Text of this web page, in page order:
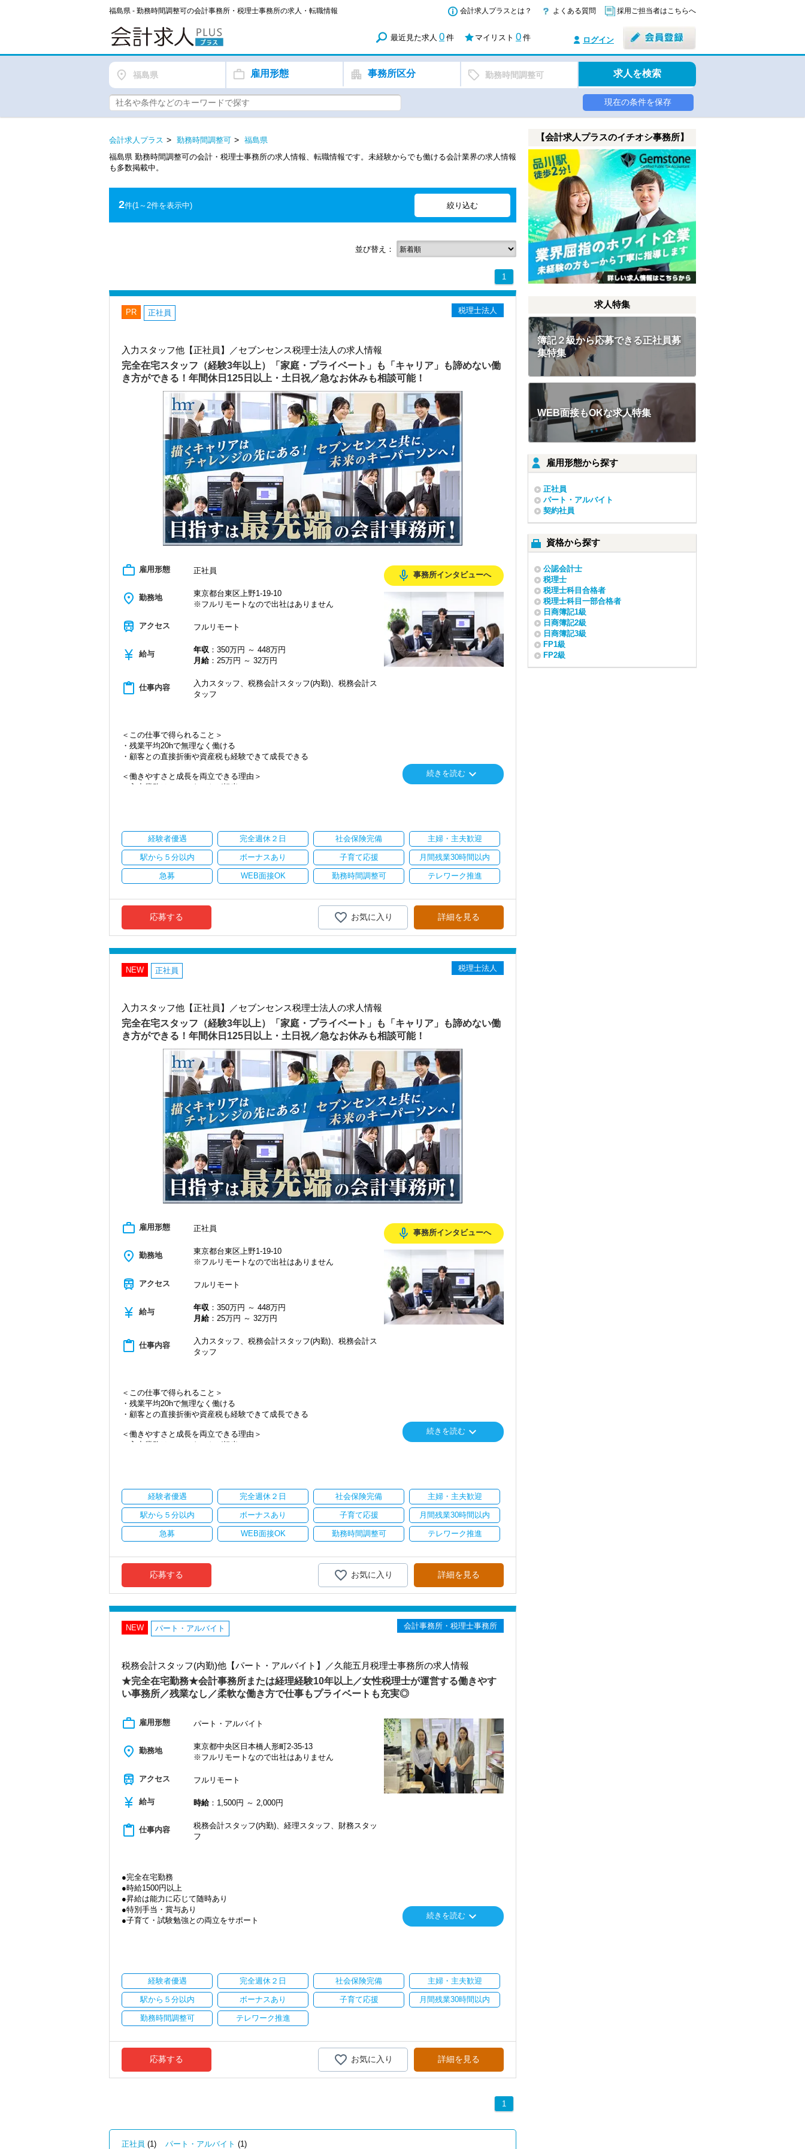
福島県 - 勤務時間調整可の会計事務所・税理士事務所の求人・転職情報 会計求人プラスとは？ よくある質問 採用ご担当者はこちらへ
最近見た求人 0 件 マイリスト 0 件 ログイン
福島県 雇用形態 事務所区分 勤務時間調整可 求人を検索
現在の条件を保存
会計求人プラス 勤務時間調整可
福島県
福島県 勤務時間調整可の会計・税理士事務所の求人情報、転職情報です。未経験からでも働ける会計業界の求人情報
も多数掲載中。
2件(1～2件を表示中)
並び替え：
1
PR 正社員 税理士法人
入力スタッフ他【正社員】／セブンセンス税理士法人の求人情報
完全在宅スタッフ（経験3年以上）「家庭・プライベート」も「キャリア」も諦めない働
き方ができる！年間休日125日以上・土日祝／急なお休みも相談可能！
work_outline 雇用形態 正社員
place 勤務地
東京都台東区上野1-19-10
※フルリモートなので出社はありません
train アクセス フルリモート
currency_yen 給与 年収 ：350万円 ～ 448万円
月給：25万円 ～ 32万円
content_paste 仕事内容
入力スタッフ、税務会計スタッフ(内勤)、税務会計ス
タッフ
mic_none 事務所インタビューへ
＜この仕事で得られること＞
・残業平均20hで無理なく働ける
・顧客との直接折衝や資産税も経験できて成長できる
＜働きやすさと成長を両立できる理由＞
・入力業務はアシスタントが担当
・顧客と直接折衝する機会が豊富
・経験値が自然と積み上がる環境
＜働きやすい環境＞
・有給取得率90％以上
・年間休日125日以上
・男性の育休取得率100％
・テレワーク導入済み
・全席デュアルモニタ完備
・クライアント2500社以上
・9割が紹介の安定基盤
・一般企業～医療・学校法人まで対応
・相続／事業承継／M&Aにも対応
＜成長中の税理士法人＞
・全国14拠点で事業展開
・従業員240名以上に拡大
・会計・税務・財務・労務まで対応
・専門家が在籍しワンストップ支援
＜学びを後押し＞
・書籍購入費／研修費は全額会社負担
・隔月で税法・実務の学習会あり
・資格取得を目指す社員が多数
＜募集の背景＞
・事業拡大に伴う増員募集
・組織力強化に向けた採用
・将来の中核人材を募集
＜先輩スタッフの声＞
A. さまざまな業務を任せてもらえるので、以前より成長スピードが上がったと感じています。
A. 上司や先輩に相談しやすく、風通しの良い職場だと感じています。
・税務経験を活かして成長したい方
・キャリアアップ志向のある方
・顧客対応や提案業務に挑戦したい方
・資産税など専門性を高めたい方
・事前に気軽な面談を実施
・仕事内容やキャリアを相談可
・ざっくばらんに質問OK
・入社時期は柔軟に対応
続きを読む keyboard_arrow_down
経験者優遇 完全週休２日 社会保険完備 主婦・主夫歓迎
駅から５分以内 ボーナスあり 子育て応援 月間残業30時間以内
急募 WEB面接OK 勤務時間調整可 テレワーク推進
応募する 詳細を見る
お気に入り
NEW 正社員 税理士法人
入力スタッフ他【正社員】／セブンセンス税理士法人の求人情報
完全在宅スタッフ（経験3年以上）「家庭・プライベート」も「キャリア」も諦めない働
き方ができる！年間休日125日以上・土日祝／急なお休みも相談可能！
work_outline 雇用形態 正社員
place 勤務地
東京都台東区上野1-19-10
※フルリモートなので出社はありません
train アクセス フルリモート
currency_yen 給与 年収 ：350万円 ～ 448万円
月給：25万円 ～ 32万円
content_paste 仕事内容
入力スタッフ、税務会計スタッフ(内勤)、税務会計ス
タッフ
mic_none 事務所インタビューへ
＜この仕事で得られること＞
・残業平均20hで無理なく働ける
・顧客との直接折衝や資産税も経験できて成長できる
＜働きやすさと成長を両立できる理由＞
・入力業務はアシスタントが担当
・顧客と直接折衝する機会が豊富
・経験値が自然と積み上がる環境
＜働きやすい環境＞
・有給取得率90％以上
・年間休日125日以上
・男性の育休取得率100％
・テレワーク導入済み
・全席デュアルモニタ完備
・クライアント2500社以上
・9割が紹介の安定基盤
・一般企業～医療・学校法人まで対応
・相続／事業承継／M&Aにも対応
＜成長中の税理士法人＞
・全国14拠点で事業展開
・会計・税務・財務・労務まで対応
・専門家が在籍しワンストップ支援
＜学びを後押し＞
・書籍購入費／研修費は全額会社負担
・隔月で税法・実務の学習会あり
・資格取得を目指す社員が多数
＜募集の背景＞
・組織力強化に向けた採用
・将来の中核人材を募集
A. 幅広い業務を経験できる点に魅力を感じ、入所を決めました。
Q. 実際に働いてみてどうですか？
A. さまざまな業務を任せてもらえるので、以前より成長スピードが上がったと感じています。
Q. 職場の雰囲気は？
・キャリアアップ志向のある方
・主体的に業務を進められる方
・顧客対応や提案業務に挑戦したい方
・資産税など専門性を高めたい方
・将来的にマネジメントに関わりたい方
＜まずはカジュアル面談へ＞
・事前に気軽な面談を実施
・仕事内容やキャリアを相談可
・ざっくばらんに質問OK
続きを読む keyboard_arrow_down
経験者優遇 完全週休２日 社会保険完備 主婦・主夫歓迎
駅から５分以内 ボーナスあり 子育て応援 月間残業30時間以内
急募 WEB面接OK 勤務時間調整可 テレワーク推進
応募する 詳細を見る
お気に入り
NEW パート・アルバイト 会計事務所・税理士事務所
税務会計スタッフ(内勤)他【パート・アルバイト】／久能五月税理士事務所の求人情報
★完全在宅勤務★会計事務所または経理経験10年以上／女性税理士が運営する働きやす
い事務所／残業なし／柔軟な働き方で仕事もプライベートも充実◎
work_outline 雇用形態 パート・アルバイト
place 勤務地
東京都中央区日本橋人形町2-35-13
※フルリモートなので出社はありません
train アクセス フルリモート
currency_yen 給与 時給：1,500円 ～ 2,000円
content_paste 仕事内容
税務会計スタッフ(内勤)、経理スタッフ、財務スタッ
フ
●完全在宅勤務
●時給1500円以上
●昇給は能力に応じて随時あり
●特別手当・賞与あり
●子育て・試験勉強との両立をサポート
現代では電子化が進んでいることから人も会社も生産性が求められており、当事務所でもDXを積極的に推進
しています。
職員一人ひとりの力がそのまま事業運営に直結するところで、個人事務所ならではの面白さと実感が当事務所
にはあります。
新しいチャレンジが沢山ありますので、飽きることなく経験を積み重ねることができます。
個人事務所ならではの自由な雰囲気で、気負いなく業務に向かっています。
職員同士の距離も近く、先輩へ相談しながら業務を覚えていくことができます。
パソコン作業になりますので、目や脳が疲れたら、お茶やお菓子で糖分補給もしながら、作業を進めていま
す。
【具体的な業務】
続きを読む keyboard_arrow_down
経験者優遇 完全週休２日 社会保険完備 主婦・主夫歓迎
駅から５分以内 ボーナスあり 子育て応援 月間残業30時間以内
勤務時間調整可 テレワーク推進
応募する 詳細を見る
お気に入り
1
正社員 (1) パート・アルバイト (1)
【会計求人プラスのイチオシ事務所】
求人特集
簿記２級から応募できる正社員募
集特集
WEB面接もOKな求人特集
雇用形態から探す
正社員
パート・アルバイト
契約社員
資格から探す
公認会計士
税理士
税理士科目合格者
税理士科目一部合格者
日商簿記1級
日商簿記2級
日商簿記3級
FP1級
FP2級